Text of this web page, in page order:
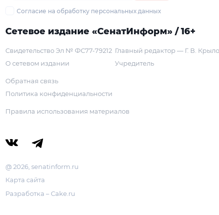
Согласие на обработку персональных данных
Сетевое издание «СенатИнформ» / 16+
Свидетельство Эл № ФС77-79212
О сетевом издании
Главный редактор — Г. В.
Учредитель
Обратная связь
Политика конфиденциальности
Правила использования материалов
@ 2026, senatinform.ru
Карта сайта
Разработка – Cake.ru